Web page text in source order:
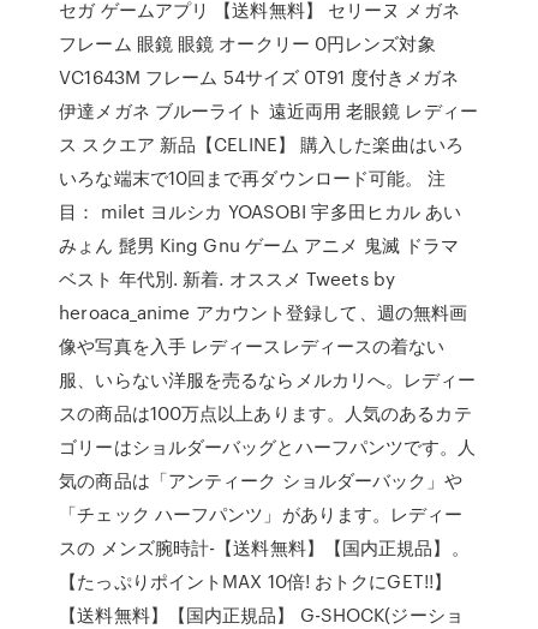
セガ ゲームアプリ 【送料無料】 セリーヌ メガネ
フレーム 眼鏡 眼鏡 オークリー 0円レンズ対象
VC1643M フレーム 54サイズ 0T91 度付きメガネ
伊達メガネ ブルーライト 遠近両用 老眼鏡 レディー
ス スクエア 新品【CELINE】 購入した楽曲はいろ
いろな端末で10回まで再ダウンロード可能。 注
目： milet ヨルシカ YOASOBI 宇多田ヒカル あい
みょん 髭男 King Gnu ゲーム アニメ 鬼滅 ドラマ
ベスト 年代別. 新着. オススメ Tweets by
heroaca_anime アカウント登録して、週の無料画
像や写真を入手 レディースレディースの着ない
服、いらない洋服を売るならメルカリへ。レディー
スの商品は100万点以上あります。人気のあるカテ
ゴリーはショルダーバッグとハーフパンツです。人
気の商品は「アンティーク ショルダーバック」や
「チェック ハーフパンツ」があります。レディー
スの メンズ腕時計-【送料無料】【国内正規品】。
【たっぷりポイントMAX 10倍! おトクにGET!!】
【送料無料】【国内正規品】 G-SHOCK(ジーショ